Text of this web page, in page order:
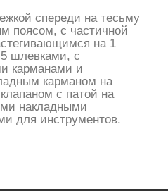
спереди на тесьму
поясом, с частичной
на 1
шлевками, с
карманами и
карманом на
с патой на
накладными
для инструментов.